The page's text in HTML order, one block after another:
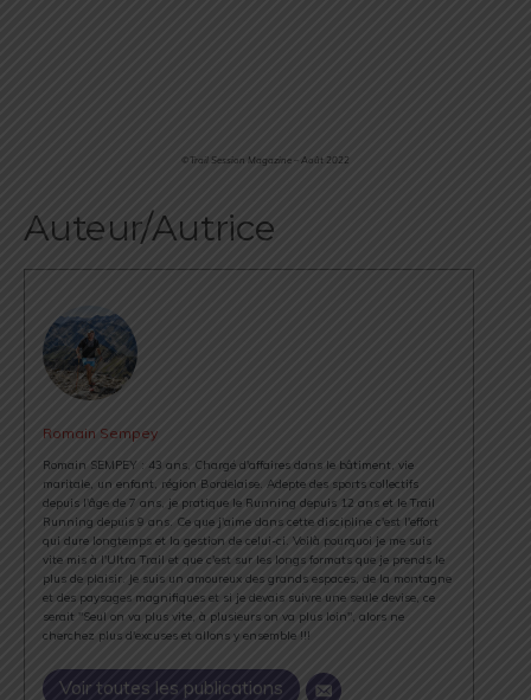
©Trail Session Magazine – Août 2022
Auteur/Autrice
Romain Sempey
Romain SEMPEY : 43 ans, Chargé d'affaires dans le bâtiment, vie
maritale, un enfant, région Bordelaise. Adepte des sports collectifs
depuis l'âge de 7 ans, je pratique le Running depuis 12 ans et le Trail
Running depuis 9 ans. Ce que j'aime dans cette discipline c'est l'effort
qui dure longtemps et la gestion de celui-ci. Voilà pourquoi je me suis
vite mis à l'Ultra Trail et que c'est sur les longs formats que je prends le
plus de plaisir. Je suis un amoureux des grands espaces, de la montagne
et des paysages magnifiques et si je devais suivre une seule devise, ce
serait "Seul on va plus vite, à plusieurs on va plus loin", alors ne
cherchez plus d'excuses et allons y ensemble !!!
Voir toutes les publications